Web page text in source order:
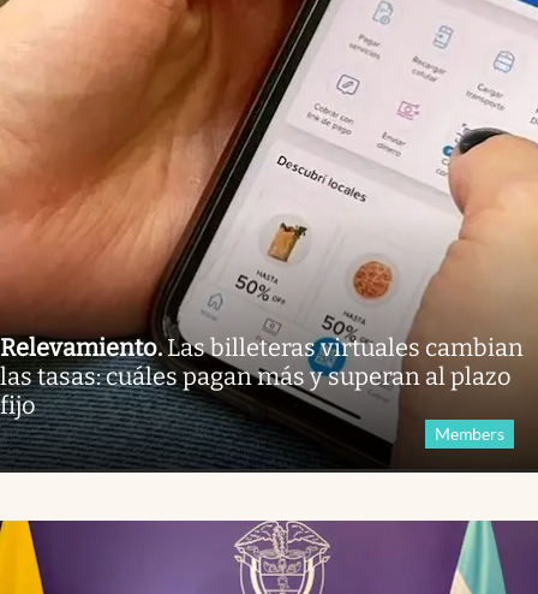
Relevamiento.Las billeteras virtuales cambian
las tasas: cuáles pagan más y superan al plazo
fijo
Members